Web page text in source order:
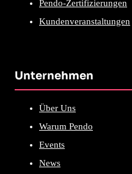
Pendo-Zertifizierungen
Kundenveranstaltungen
Unternehmen
Über Uns
Warum Pendo
Events
News